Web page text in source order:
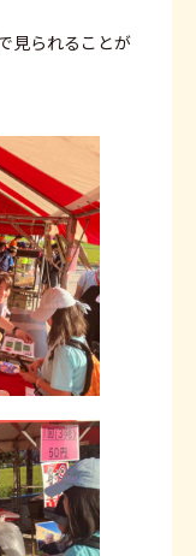
見られることが